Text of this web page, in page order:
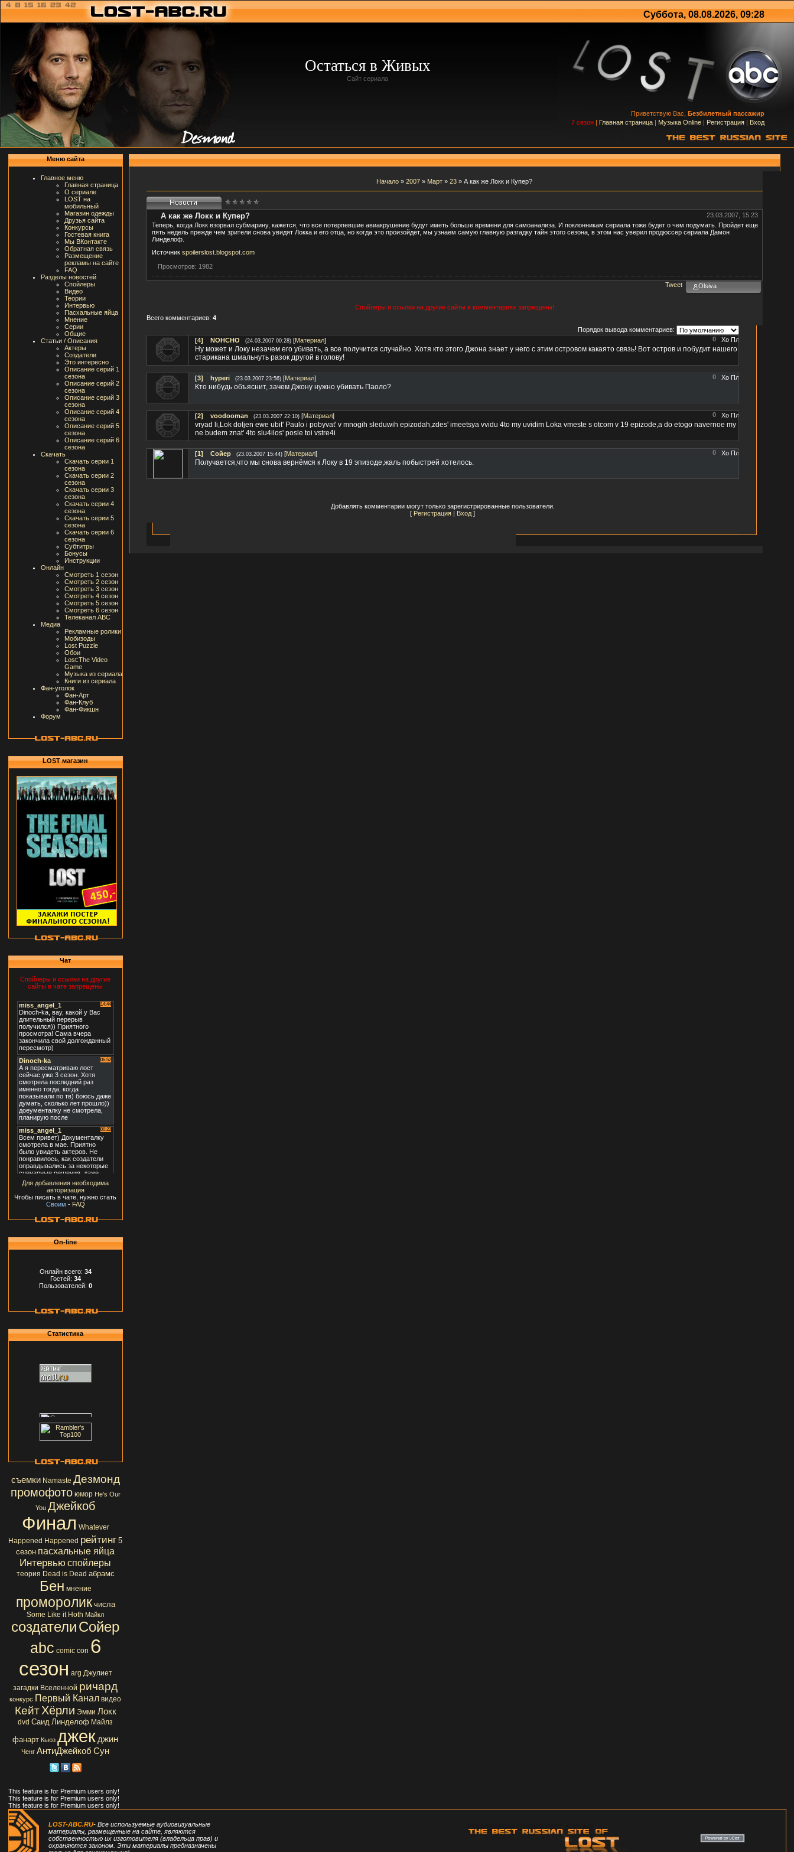
Суббота, 08.08.2026, 09:28
Остаться в Живых
Сайт сериала
Приветствую Вас, Безбилетный пассажир
7 сезон | Главная страница | Музыка Online | Регистрация | Вход
Меню сайта
Главное меню
Главная страница
О сериале
LOST на
мобильный
Магазин одежды
Друзья сайта
Конкурсы
Гостевая книга
Мы ВКонтакте
Обратная связь
Размещение
рекламы на сайте
FAQ
Разделы новостей
Спойлеры
Видео
Теории
Интервью
Пасхальные яйца
Мнение
Серии
Общие
Статьи / Описания
Актеры
Создатели
Это интересно
Описание серий 1
сезона
Описание серий 2
сезона
Описание серий 3
сезона
Описание серий 4
сезона
Описание серий 5
сезона
Описание серий 6
сезона
Скачать
Скачать серии 1
сезона
Скачать серии 2
сезона
Скачать серии 3
сезона
Скачать серии 4
сезона
Скачать серии 5
сезона
Скачать серии 6
сезона
Субтитры
Бонусы
Инструкции
Онлайн
Смотреть 1 сезон
Смотреть 2 сезон
Смотреть 3 сезон
Смотреть 4 сезон
Смотреть 5 сезон
Смотреть 6 сезон
Телеканал ABC
Медиа
Рекламные ролики
Мобизоды
Lost Puzzle
Обои
Lost:The Video
Game
Музыка из сериала
Книги из сериала
Фан-уголок
Фан-Арт
Фан-Клуб
Фан-Фикшн
Форум
LOST магазин
Чат
Спойлеры и ссылки на другие
сайты в чате запрещены
Для добавления необходима
авторизация
Чтобы писать в чате, нужно стать
Своим - FAQ
On-line
Онлайн всего: 34
Гостей: 34
Пользователей: 0
Статистика
съемки Namaste Дезмонд
промофото юмор He's Our
You Джейкоб
Финал Whatever
Happened Happened рейтинг 5
сезон пасхальные яйца
Интервью спойлеры
теория Dead is Dead абрамс
Бен мнение
проморолик числа
Some Like it Hoth Майкл
создателиСойер
abc comic con 6
сезон arg Джулиет
загадки Вселенной ричард
конкурс Первый Канал видео
Кейт Хёрли Эмми Локк
dvd Саид Линделоф Майлз
фанарт Кьюз джек джин
Ченг АнтиДжейкоб Сун
This feature is for Premium users only!
This feature is for Premium users only!
This feature is for Premium users only!
Начало » 2007 » Март » 23 » А как же Локк и Купер?
23.03.2007, 15:23
А как же Локк и Купер?
Теперь, когда Локк взорвал субмарину, кажется, что все потерпевшие авиакрушение будут иметь больше времени для самоанализа. И поклонникам сериала тоже будет о чем подумать. Пройдет еще
пять недель прежде чем зрители снова увидят Локка и его отца, но когда это произойдет, мы узнаем самую главную разгадку тайн этого сезона, в этом нас уверил продюссер сериала Дамон
Линделоф.
Источник spoilerslost.blogspot.com
Просмотров: 1982
Olsiva
Tweet
Спойлеры и ссылки на другие сайты в комментариях запрещены!
Всего комментариев: 4
Порядок вывода комментариев:
0
[4] NOHCHO (24.03.2007 00:28)[Материал]
Ну может и Локу незачем его убивать, а все получится случайно. Хотя кто этого Джона знает у него с этим островом какаято связь! Вот остров и побудит нашего
старикана шмальнуть разок другой в голову!
0
[3] hyperi (23.03.2007 23:56)[Материал]
Кто нибудь объяснит, зачем Джону нужно убивать Паоло?
0
[2] voodooman (23.03.2007 22:10)[Материал]
vryad li,Lok doljen ewe ubit' Paulo i pobyvat' v mnogih sleduwih epizodah,zdes' imeetsya vvidu 4to my uvidim Loka vmeste s otcom v 19 epizode,a do etogo navernoe my
ne budem znat' 4to slu4ilos' posle toi vstre4i
0
[1] Сойер (23.03.2007 15:44)[Материал]
Получается,что мы снова вернёмся к Локу в 19 эпизоде,жаль побыстрей хотелось.
Добавлять комментарии могут только зарегистрированные пользователи.
[ Регистрация Вход ]
LOST-ABC.RU- Все используемые аудиовизуальные
материалы, размещенные на сайте, являются
собственностью их изготовителя (владельца прав) и
охраняются законом. Эти материалы предназначены